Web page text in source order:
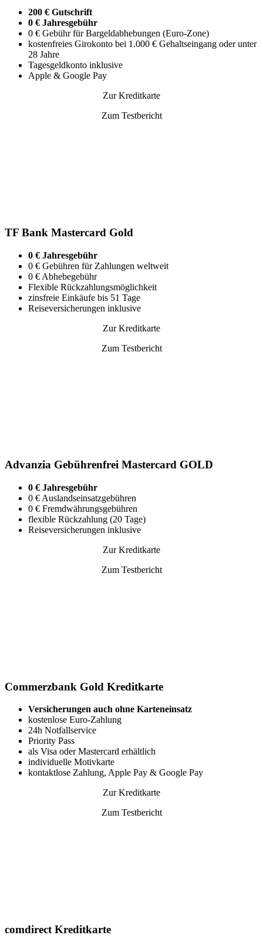
200 € Gutschrift
0 € Jahresgebühr
0 € Gebühr für Bargeldabhebungen (Euro-Zone)
kostenfreies Girokonto bei 1.000 € Gehaltseingang oder unter
28 Jahre
Tagesgeldkonto inklusive
Apple & Google Pay
Zur Kreditkarte
Zum Testbericht
TF Bank Mastercard Gold
0 € Jahresgebühr
0 € Gebühren für Zahlungen weltweit
0 € Abhebegebühr
Flexible Rückzahlungsmöglichkeit
zinsfreie Einkäufe bis 51 Tage
Reiseversicherungen inklusive
Zur Kreditkarte
Zum Testbericht
Advanzia Gebührenfrei Mastercard GOLD
0 € Jahresgebühr
0 € Auslandseinsatzgebühren
0 € Fremdwährungsgebühren
flexible Rückzahlung (20 Tage)
Reiseversicherungen inklusive
Zur Kreditkarte
Zum Testbericht
Commerzbank Gold Kreditkarte
Versicherungen auch ohne Karteneinsatz
kostenlose Euro-Zahlung
24h Notfallservice
Priority Pass
als Visa oder Mastercard erhältlich
individuelle Motivkarte
kontaktlose Zahlung, Apple Pay & Google Pay
Zur Kreditkarte
Zum Testbericht
comdirect Kreditkarte